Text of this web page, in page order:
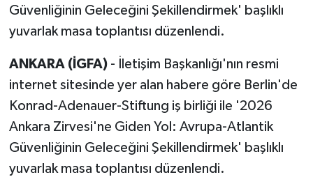
Güvenliğinin Geleceğini Şekillendirmek' başlıklı
yuvarlak masa toplantısı düzenlendi.
ANKARA (İGFA) - İletişim Başkanlığı'nın resmi
internet sitesinde yer alan habere göre Berlin'de
Konrad-Adenauer-Stiftung iş birliği ile '2026
Ankara Zirvesi'ne Giden Yol: Avrupa-Atlantik
Güvenliğinin Geleceğini Şekillendirmek' başlıklı
yuvarlak masa toplantısı düzenlendi.